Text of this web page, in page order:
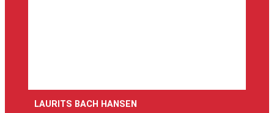
LAURITS BACH HANSEN